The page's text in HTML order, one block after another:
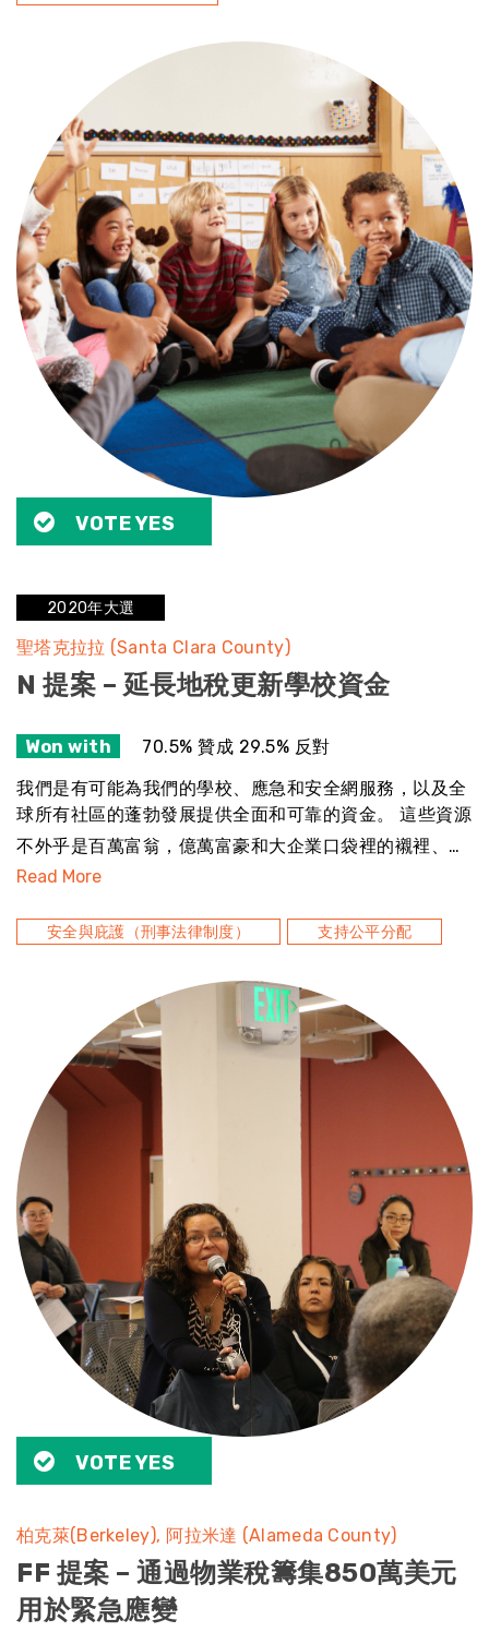
VOTE YES
2020年大選
聖塔克拉拉 (Santa Clara County)
N 提案 – 延長地稅更新學校資金
Won with 70.5% 贊成 29.5% 反對
我們是有可能為我們的學校、應急和安全網服務，以及全
球所有社區的蓬勃發展提供全面和可靠的資金。 這些資源
不外乎是百萬富翁，億萬富豪和大企業口袋裡的襯裡、…
Read More
安全與庇護（刑事法律制度） 支持公平分配
VOTE YES
柏克萊(Berkeley) 阿拉米達 (Alameda County)
FF 提案 – 通過物業稅籌集850萬美元
用於緊急應變